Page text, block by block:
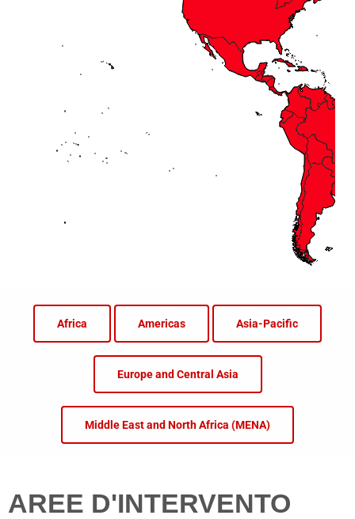
Africa Americas Asia-Pacific
Europe and Central Asia
Middle East and North Africa (MENA)
AREE D'INTERVENTO